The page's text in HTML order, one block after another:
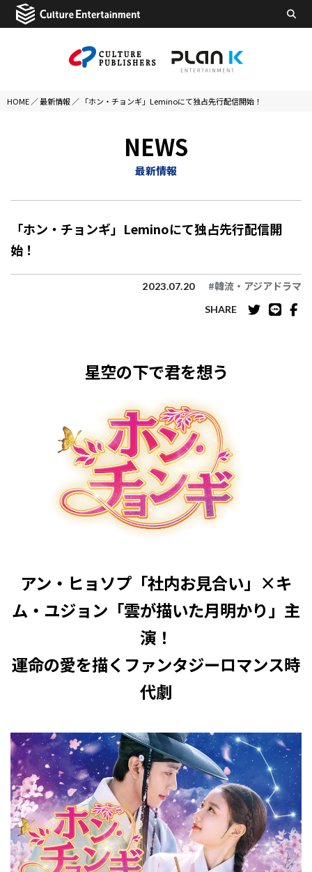
HOME ／最新情報 ／ 「ホン・チョンギ」Leminoにて独占先行配信開始！
NEWS
最新情報
「ホン・チョンギ」Leminoにて独占先行配信開
始！
2023.07.20 #韓流・アジアドラマ
SHARE
星空の下で君を想う
アン・ヒョソプ「社内お見合い」×キ
ム・ユジョン「雲が描いた月明かり」主
演！
運命の愛を描くファンタジーロマンス時
代劇